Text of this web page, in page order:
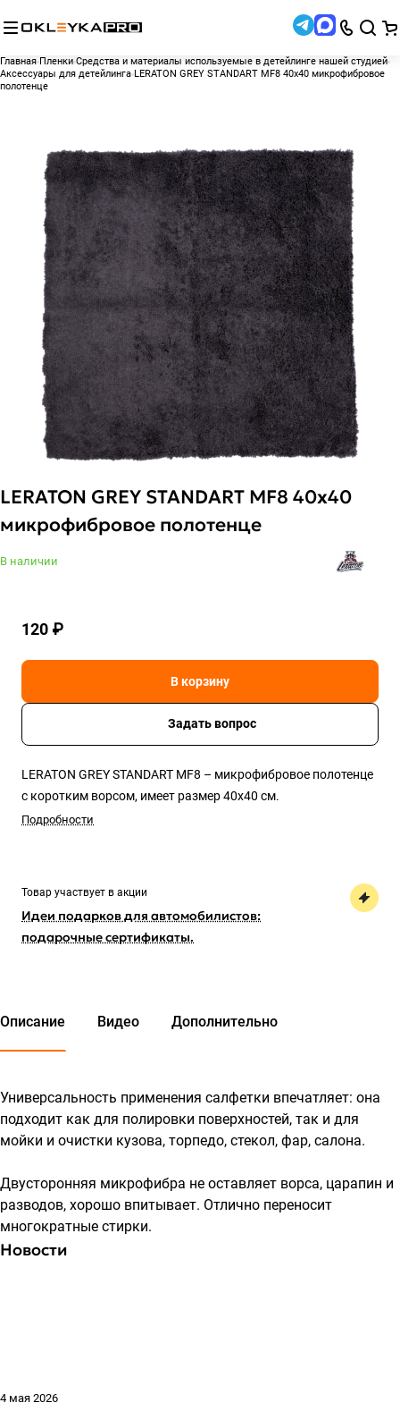
Главная Пленки Средства и материалы используемые в детейлинге нашей студией
Аксессуары для детейлинга LERATON GREY STANDART MF8 40x40 микрофибровое
полотенце
LERATON GREY STANDART MF8 40x40
микрофибровое полотенце
В наличии
120 ₽
В корзину
Задать вопрос
LERATON GREY STANDART MF8 – микрофибровое полотенце
с коротким ворсом, имеет размер 40x40 см.
Подробности
Товар участвует в акции
Идеи подарков для автомобилистов:
подарочные сертификаты.
Описание Видео Дополнительно
Универсальность применения салфетки впечатляет: она
подходит как для полировки поверхностей, так и для
мойки и очистки кузова, торпедо, стекол, фар, салона.
Двусторонняя микрофибра не оставляет ворса, царапин и
разводов, хорошо впитывает. Отлично переносит
многократные стирки.
Новости
4 мая 2026